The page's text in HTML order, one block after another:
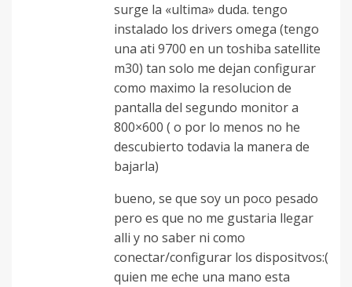
surge la «ultima» duda. tengo
instalado los drivers omega (tengo
una ati 9700 en un toshiba satellite
m30) tan solo me dejan configurar
como maximo la resolucion de
pantalla del segundo monitor a
800×600 ( o por lo menos no he
descubierto todavia la manera de
bajarla)
bueno, se que soy un poco pesado
pero es que no me gustaria llegar
alli y no saber ni como
conectar/configurar los dispositvos:(
quien me eche una mano esta